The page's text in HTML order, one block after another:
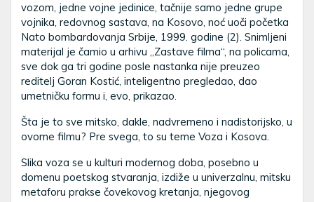
vozom, jedne vojne jedinice, tačnije samo jedne grupe
vojnika, redovnog sastava, na Kosovo, noć uoči početka
Nato bombardovanja Srbije, 1999. godine (2). Snimljeni
materijal je čamio u arhivu „Zastave filma“, na policama,
sve dok ga tri godine posle nastanka nije preuzeo
reditelj Goran Kostić, inteligentno pregledao, dao
umetničku formu i, evo, prikazao.
Šta je to sve mitsko, dakle, nadvremeno i nadistorijsko, u
ovome filmu? Pre svega, to su teme Voza i Kosova.
Slika voza se u kulturi modernog doba, posebno u
domenu poetskog stvaranja, izdiže u univerzalnu, mitsku
metaforu prakse čovekovog kretanja, njegovog